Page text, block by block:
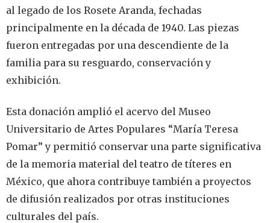
al legado de los Rosete Aranda, fechadas
principalmente en la década de 1940. Las piezas
fueron entregadas por una descendiente de la
familia para su resguardo, conservación y
exhibición.
Esta donación amplió el acervo del Museo
Universitario de Artes Populares “María Teresa
Pomar” y permitió conservar una parte significativa
de la memoria material del teatro de títeres en
México, que ahora contribuye también a proyectos
de difusión realizados por otras instituciones
culturales del país.